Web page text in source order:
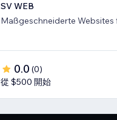
SV WEB
Maßgeschneiderte Websites
0.0 (0)
從 $500 開始